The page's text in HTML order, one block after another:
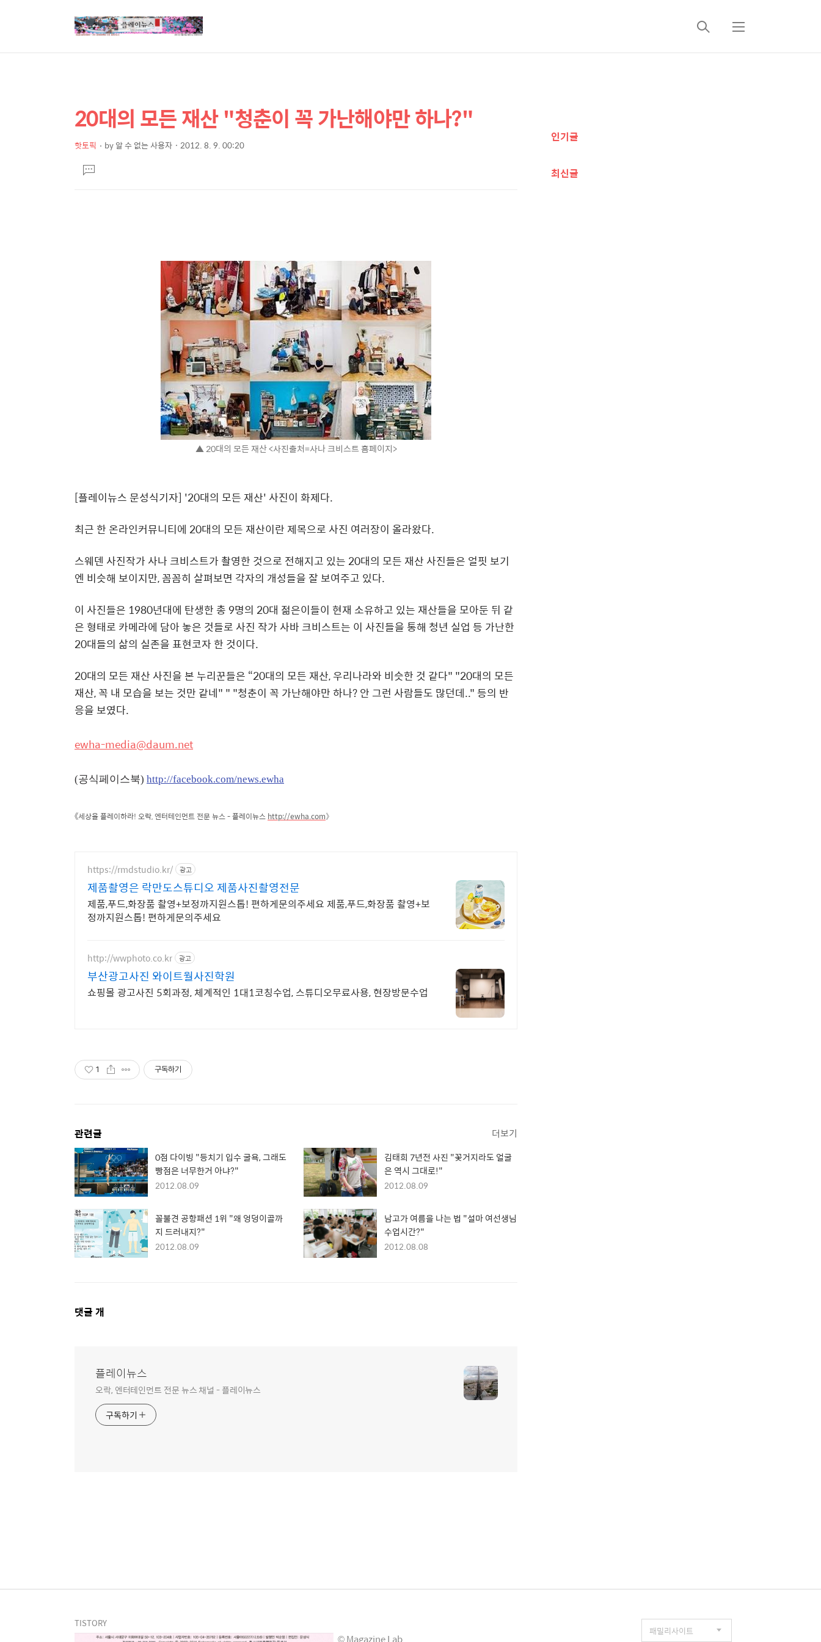
검
메
상
세
컨
텐
본
문
제
20대의 모든 재산 "청춘이 꼭 가난해야만 하나?"
핫토픽 by알 수 없는 사용자 2012. 8. 9. 00:20
문댓
글
▲ 20대의 모든 재산 <사진출처=사나 크비스트 홈페이지>
[플레이뉴스 문성식기자] '20대의 모든 재산' 사진이 화제다.
최근 한 온라인커뮤니티에 20대의 모든 재산이란 제목으로 사진 여러장이 올라왔다.
스웨덴 사진작가 사나 크비스트가 촬영한 것으로 전해지고 있는 20대의 모든 재산 사진들은 얼핏 보기
엔 비슷해 보이지만, 꼼꼼히 살펴보면 각자의 개성들을 잘 보여주고 있다.
이 사진들은 1980년대에 탄생한 총 9명의 20대 젊은이들이 현재 소유하고 있는 재산들을 모아둔 뒤 같
은 형태로 카메라에 담아 놓은 것들로 사진 작가 사바 크비스트는 이 사진들을 통해 청년 실업 등 가난한
20대들의 삶의 실존을 표현코자 한 것이다.
20대의 모든 재산 사진을 본 누리꾼들은 “20대의 모든 재산, 우리나라와 비슷한 것 같다" "20대의 모든
재산, 꼭 내 모습을 보는 것만 같네" " "청춘이 꼭 가난해야만 하나? 안 그런 사람들도 많던데.." 등의 반
응을 보였다.
ewha-media@daum.net
(공식페이스북) http://facebook.com/news.ewha
《세상을 플레이하라! 오락, 엔터테인먼트 전문 뉴스 - 플레이뉴스 http://ewha.com》
https://rmdstudio.kr/ 광고
제품촬영은 락만도스튜디오 제품사진촬영전문
제품,푸드,화장품 촬영+보정까지원스톱! 편하게문의주세요 제품,푸드,화장품 촬영+보
정까지원스톱! 편하게문의주세요
http://wwphoto.co.kr 광고
부산광고사진 와이트월사진학원
쇼핑몰 광고사진 5회과정, 체계적인 1대1코칭수업, 스튜디오무료사용, 현장방문수업
1 구독하기
관련글 더보기
0점 다이빙 "등치기 입수 굴욕, 그래도
빵점은 너무한거 아냐?"
2012.08.09
김태희 7년전 사진 "꽃거지라도 얼굴
은 역시 그대로!"
2012.08.09
꼴불견 공항패션 1위 "왜 엉덩이골까
지 드러내지?"
2012.08.09
남고가 여름을 나는 법 "설마 여선생님
수업시간?"
2012.08.08
댓
댓글 개
플레이뉴스
오락, 엔터테인먼트 전문 뉴스 채널 - 플레이뉴스
구독하기
가
보
인기글
최신글
TISTORY
© Magazine Lab